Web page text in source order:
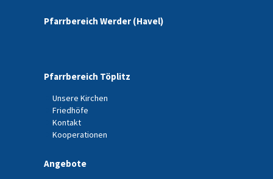
Pfarrbereich Werder (Havel)
Pfarrbereich Töplitz
Unsere Kirchen
Friedhöfe
Kontakt
Kooperationen
Angebote